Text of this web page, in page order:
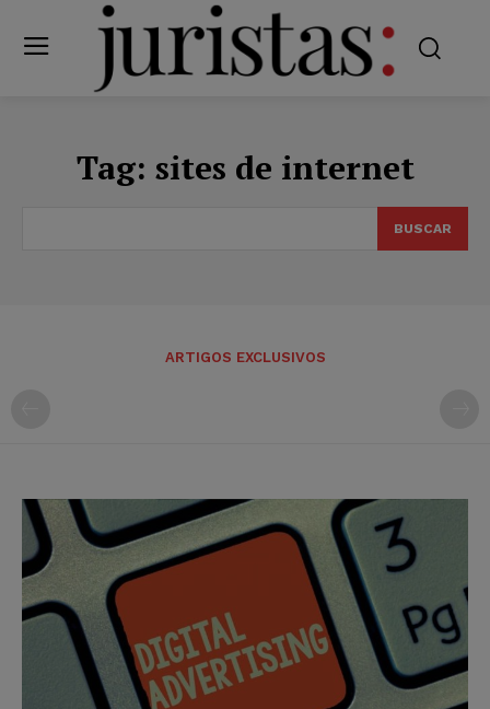
Tag: sites de internet
BUSCAR
ARTIGOS EXCLUSIVOS